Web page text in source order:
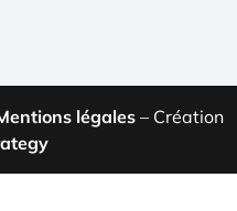
légales– Création